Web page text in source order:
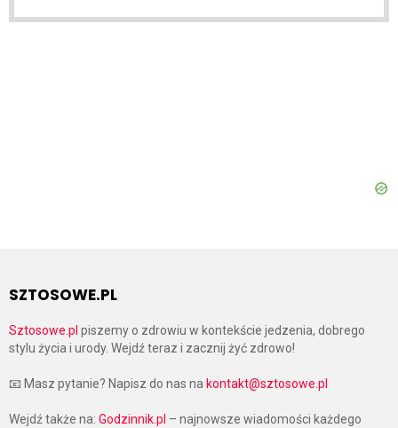
SZTOSOWE.PL
Sztosowe.pl piszemy o zdrowiu w kontekście jedzenia, dobrego
stylu życia i urody. Wejdź teraz i zacznij żyć zdrowo!
📧 Masz pytanie? Napisz do nas na kontakt@sztosowe.pl
Wejdź także na: Godzinnik.pl – najnowsze wiadomości każdego